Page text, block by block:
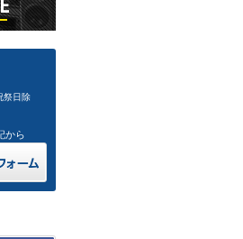
祭日除
から